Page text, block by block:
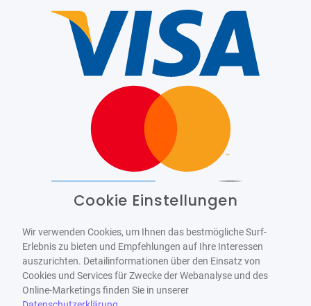
WCAG-2.1-AA
Cookie Einstellungen
Wir verwenden Cookies, um Ihnen das bestmögliche Surf-
Erlebnis zu bieten und Empfehlungen auf Ihre Interessen
auszurichten. Detailinformationen über den Einsatz von
Cookies und Services für Zwecke der Webanalyse und des
Online-Marketings finden Sie in unserer